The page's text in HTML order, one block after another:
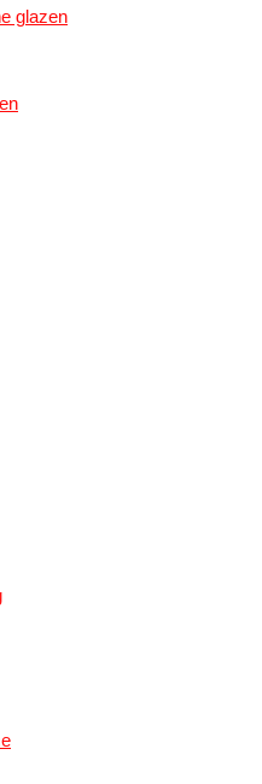
glazen